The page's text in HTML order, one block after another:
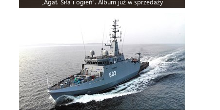
„Agat. Siła i ogień”. Album już w sprzedaży